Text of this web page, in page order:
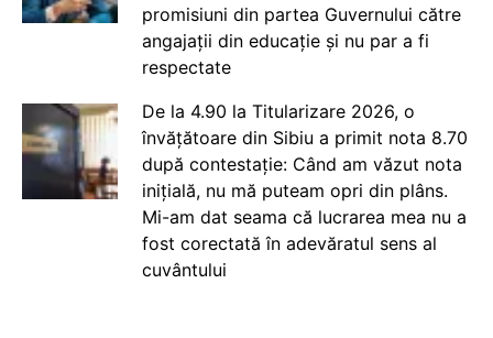
promisiuni din partea Guvernului către
angajații din educație și nu par a fi
respectate
De la 4.90 la Titularizare 2026, o
învățătoare din Sibiu a primit nota 8.70
după contestație: Când am văzut nota
inițială, nu mă puteam opri din plâns.
Mi-am dat seama că lucrarea mea nu a
fost corectată în adevăratul sens al
cuvântului